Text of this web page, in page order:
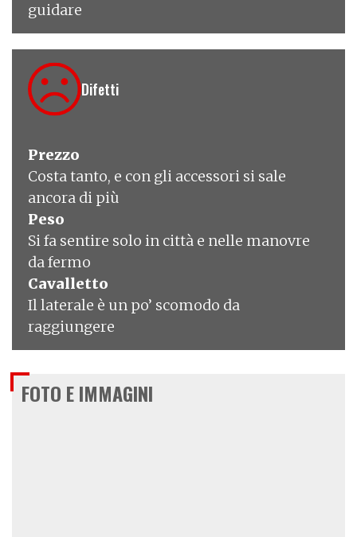
guidare
Difetti
Prezzo
Costa tanto, e con gli accessori si sale
ancora di più
Peso
Si fa sentire solo in città e nelle manovre
da fermo
Cavalletto
Il laterale è un po’ scomodo da
raggiungere
FOTO E IMMAGINI